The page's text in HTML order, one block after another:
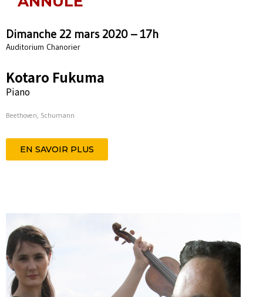
Dimanche 22 mars 2020 – 17h
Auditorium Chanorier
Kotaro Fukuma
Piano
Beethoven, Schumann
EN SAVOIR PLUS